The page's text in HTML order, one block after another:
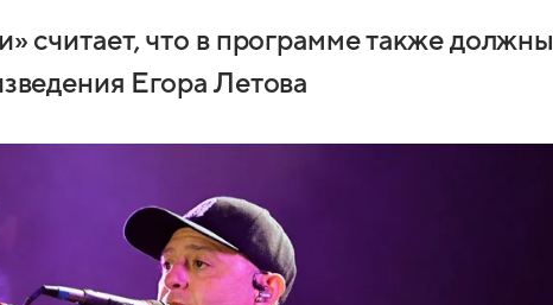
считает, что в программе также должны
Егора Летова